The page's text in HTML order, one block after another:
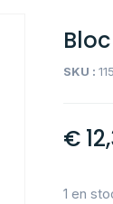
SKU :
€
1 en